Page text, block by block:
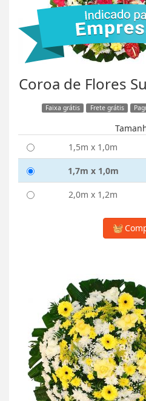
Coroa de Flores
Faixa grátis Frete grátis
1,5m x 1,0m
1,7m x 1,0m
2,0m x 1,2m